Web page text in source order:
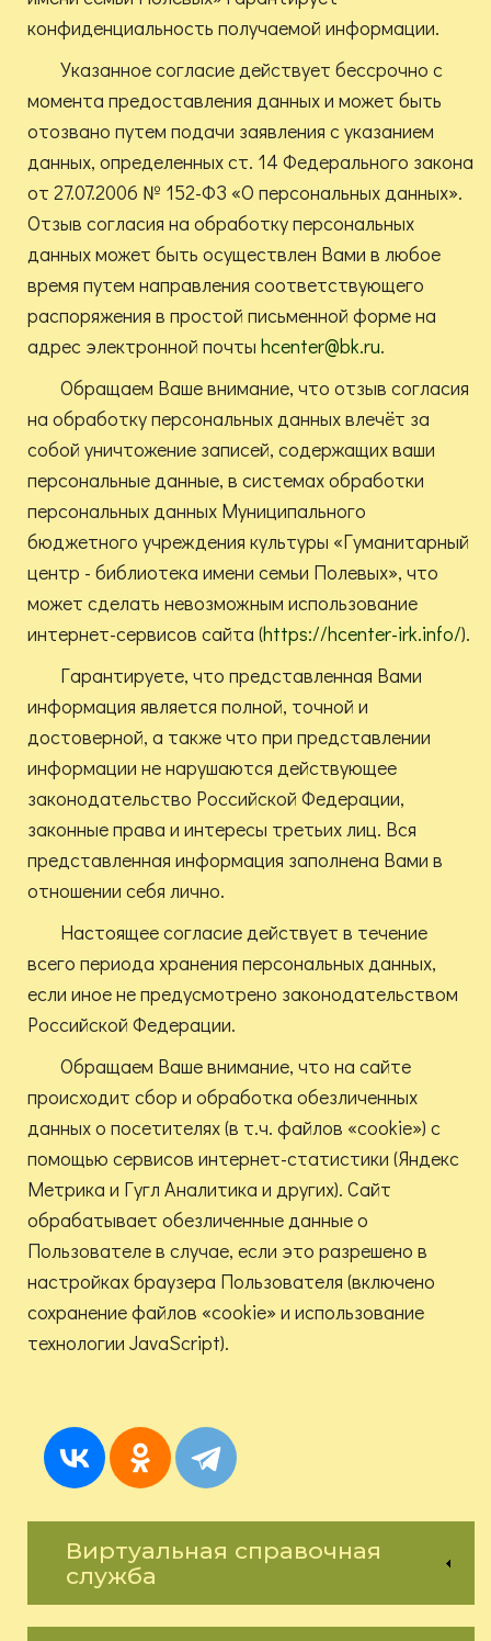
конфиденциальность получаемой информации.
Указанное согласие действует бессрочно с
момента предоставления данных и может быть
отозвано путем подачи заявления с указанием
данных, определенных ст. 14 Федерального закона
от 27.07.2006 № 152-ФЗ «О персональных данных».
Отзыв согласия на обработку персональных
данных может быть осуществлен Вами в любое
время путем направления соответствующего
распоряжения в простой письменной форме на
адрес электронной почты hcenter@bk.ru.
Обращаем Ваше внимание, что отзыв согласия
на обработку персональных данных влечёт за
собой уничтожение записей, содержащих ваши
персональные данные, в системах обработки
персональных данных Муниципального
бюджетного учреждения культуры «Гуманитарный
центр - библиотека имени семьи Полевых», что
может сделать невозможным использование
интернет-сервисов сайта (https://hcenter-irk.info/).
Гарантируете, что представленная Вами
информация является полной, точной и
достоверной, а также что при представлении
информации не нарушаются действующее
законодательство Российской Федерации,
законные права и интересы третьих лиц. Вся
представленная информация заполнена Вами в
отношении себя лично.
Настоящее согласие действует в течение
всего периода хранения персональных данных,
если иное не предусмотрено законодательством
Российской Федерации.
Обращаем Ваше внимание, что на сайте
происходит сбор и обработка обезличенных
данных о посетителях (в т.ч. файлов «cookie») с
помощью сервисов интернет-статистики (Яндекс
Метрика и Гугл Аналитика и других). Сайт
обрабатывает обезличенные данные о
Пользователе в случае, если это разрешено в
настройках браузера Пользователя (включено
сохранение файлов «cookie» и использование
технологии JavaScript).
Виртуальная справочная
служба